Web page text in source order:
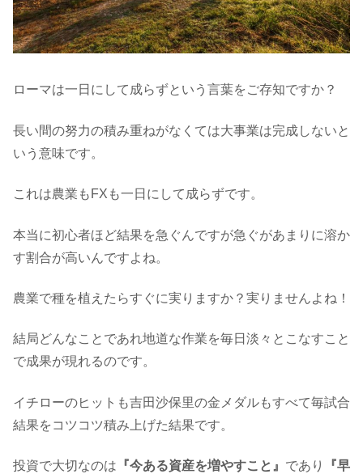
ローマは一日にして成らずという言葉をご存知ですか？
長い間の努力の積み重ねがなくては大事業は完成しないと
いう意味です。
これは農業もFXも一日にして成らずです。
本当に初心者ほど結果を急ぐんですが急ぐがあまりに溶か
す割合が高いんですよね。
農業で種を植えたらすぐに実りますか？実りませんよね！
結局どんなことであれ地道な作業を毎日淡々とこなすこと
で成果が現れるのです。
イチローのヒットも吉田沙保里の金メダルもすべて毎試合
結果をコツコツ積み上げた結果です。
投資で大切なのは 『今ある資産を増やすこと』 であり
『早